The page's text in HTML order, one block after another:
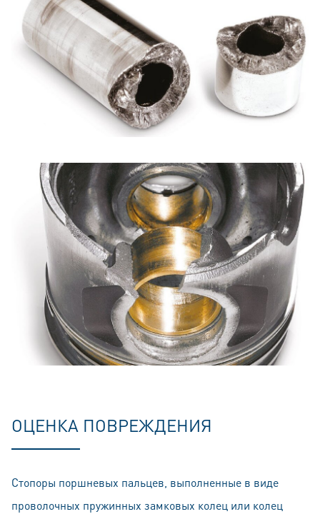
ОЦЕНКА ПОВРЕЖДЕНИЯ
Стопоры поршневых пальцев, выполненные в виде
проволочных пружинных замковых колец или колец